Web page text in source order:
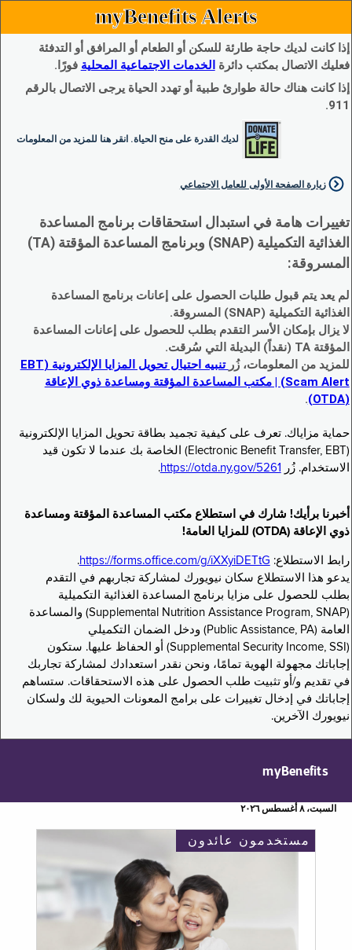
myBenefits Alerts
إذا كانت لديك حاجة طارئة للسكن أو الطعام أو المرافق أو التدفئة
فعليك الاتصال بمكتب دائرة الخدمات الاجتماعية المحلية فورًا.
إذا كانت هناك حالة طوارئ طبية أو تهدد الحياة يرجى الاتصال بالرقم
911.
لديك القدرة على منح الحياة. انقر هنا للمزيد من المعلومات
زيارة الصفحة الأولى للعامل الاجتماعي
تغييرات هامة في استبدال استحقاقات برنامج المساعدة
الغذائية التكميلية (SNAP) وبرنامج المساعدة المؤقتة (TA)
المسروقة:
لم يعد يتم قبول طلبات الحصول على إعانات برنامج المساعدة
الغذائية التكميلية (SNAP) المسروقة.
لا يزال بإمكان الأسر التقدم بطلب للحصول على إعانات المساعدة
المؤقتة TA (نقداً) البديلة التي سُرقت.
للمزيد من المعلومات، زُر
تنبيه احتيال تحويل المزايا الإلكترونية (EBT
Scam Alert) | مكتب المساعدة المؤقتة ومساعدة ذوي الإعاقة
(OTDA)
.
حماية مزاياك. تعرف على كيفية تجميد بطاقة تحويل المزايا الإلكترونية
(Electronic Benefit Transfer, EBT) الخاصة بك عندما لا تكون قيد
الاستخدام. زُر
https://otda.ny.gov/5261
.
أخبرنا برأيك! شارك في استطلاع مكتب المساعدة المؤقتة ومساعدة
ذوي الإعاقة (OTDA) للمزايا العامة!
رابط الاستطلاع: https://forms.office.com/g/iXXyiDETtG
.
يدعو هذا الاستطلاع سكان نيويورك لمشاركة تجاربهم في التقدم
بطلب للحصول على مزايا برنامج المساعدة الغذائية التكميلية
(Supplemental Nutrition Assistance Program, SNAP) والمساعدة
العامة (Public Assistance, PA) ودخل الضمان التكميلي
(Supplemental Security Income, SSI) أو الحفاظ عليها. ستكون
إجاباتك مجهولة الهوية تمامًا، ونحن نقدر استعدادك لمشاركة تجاربك
في تقديم و/أو تثبيت طلب الحصول على هذه الاستحقاقات. ستساهم
إجاباتك في إدخال تغييرات على برامج المعونات الحيوية لك ولسكان
نيويورك الآخرين.
myBenefits
السبت، ٨ أغسطس ٢٠٢٦
مستخدمون عائدون